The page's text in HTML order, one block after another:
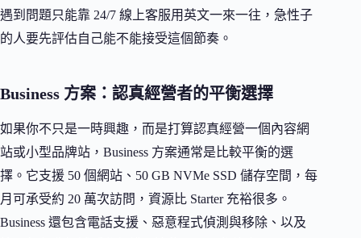
遇到問題只能靠 24/7 線上客服用英文一來一往，急性子
的人要先評估自己能不能接受這個節奏。
Business 方案：認真經營者的平衡選擇
如果你不只是一時興趣，而是打算認真經營一個內容網
站或小型品牌站，Business 方案通常是比較平衡的選
擇。它支援 50 個網站、50 GB NVMe SSD 儲存空間，每
月可承受約 20 萬次訪問，資源比 Starter 充裕很多。
Business 還包含電話支援、惡意程式偵測與移除、以及